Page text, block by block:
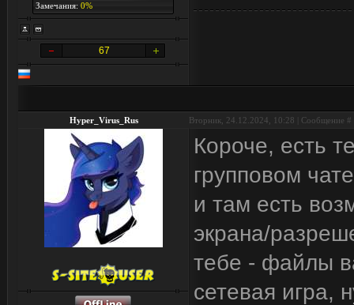
Замечания: 0%
67
Hyper_Virus_Rus Вторник, 24.12.2024, 10:28 | Сообщение #
Короче, есть
групповом
и там есть
экрана/
тебе - файлы
сетевая игра,